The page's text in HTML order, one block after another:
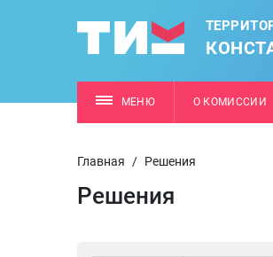
МЕНЮ О КОМИССИИ
Главная / Решения
Решения